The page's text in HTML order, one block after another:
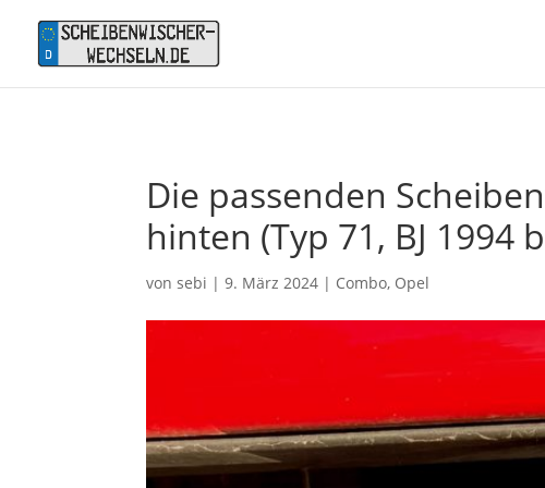
Die passenden
hinten (Typ 71, BJ 1994
vonsebi |9. März 2024 | Combo, Opel